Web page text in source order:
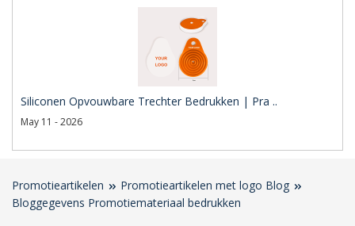
Siliconen Opvouwbare Trechter Bedrukken | Pra ..
May 11 - 2026
Promotieartikelen
Promotieartikelen met logo Blog
Bloggegevens Promotiemateriaal bedrukken